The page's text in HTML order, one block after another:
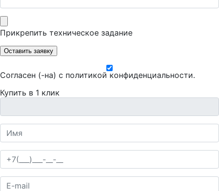
Прикрепить техническое задание
Оставить заявку
Согласен (-на) с политикой конфиденциальности.
Купить в 1 клик